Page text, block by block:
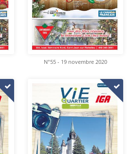
N°55 - 19 novembre 2020